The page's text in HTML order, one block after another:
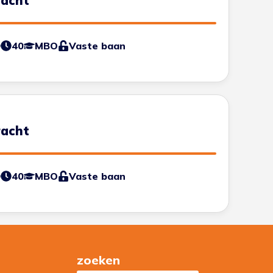
40 MBO Vaste baan
40 MBO Vaste baan
zoeken